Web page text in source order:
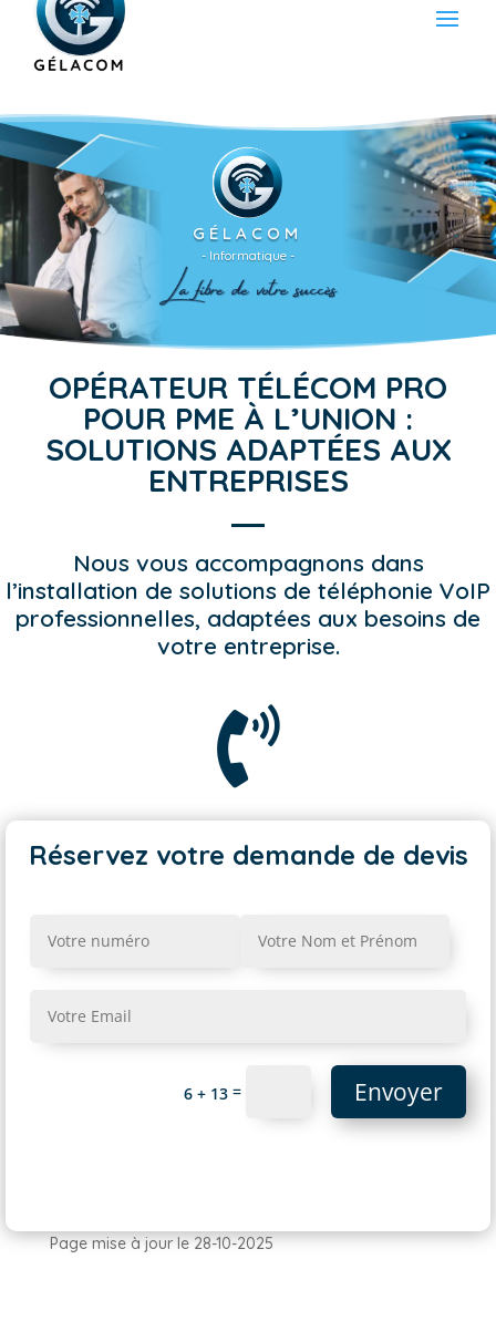
GÉLACOM
- Informatique -
OPÉRATEUR TÉLÉCOM PRO
POUR PME À L’UNION :
SOLUTIONS ADAPTÉES AUX
ENTREPRISES
Nous vous accompagnons dans
l’installation de solutions de téléphonie VoIP
professionnelles, adaptées aux besoins de
votre entreprise.

Réservez votre demande de devis
6 + 13 = Envoyer
Page mise à jour le 28-10-2025